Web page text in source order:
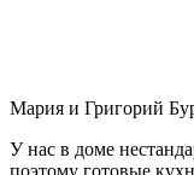
Мария и Григорий
У нас в доме
поэтому готовые